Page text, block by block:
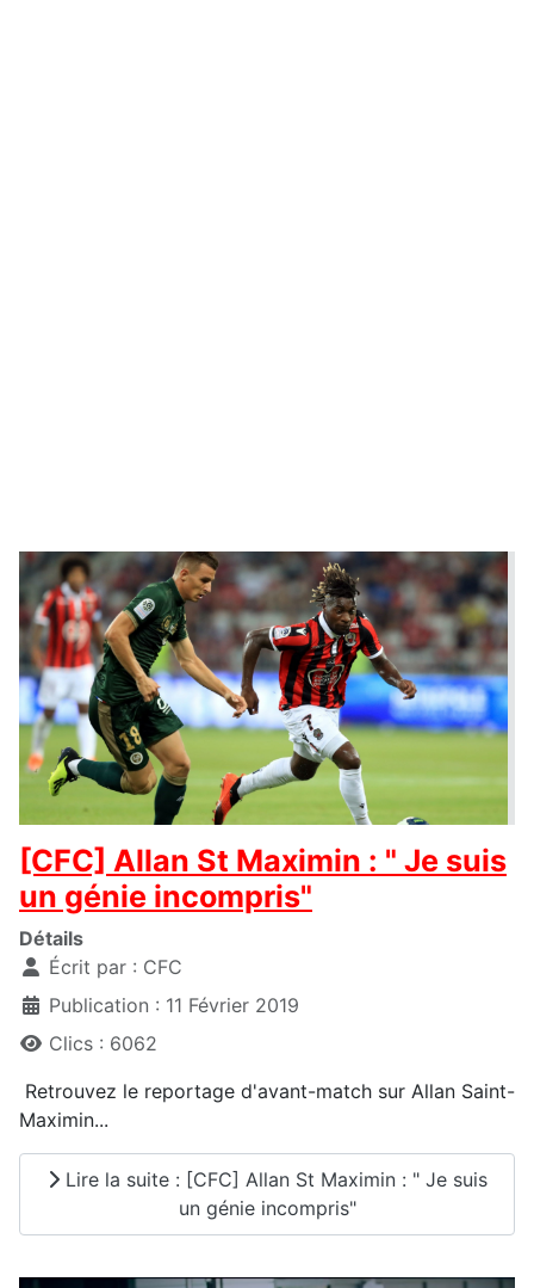
[CFC] Allan St Maximin : " Je suis
un génie incompris"
Détails
Écrit par : CFC
Publication : 11 Février 2019
Clics : 6062
Retrouvez le reportage d'avant-match sur Allan Saint-
Maximin...
Lire la suite : [CFC] Allan St Maximin : " Je suis
un génie incompris"